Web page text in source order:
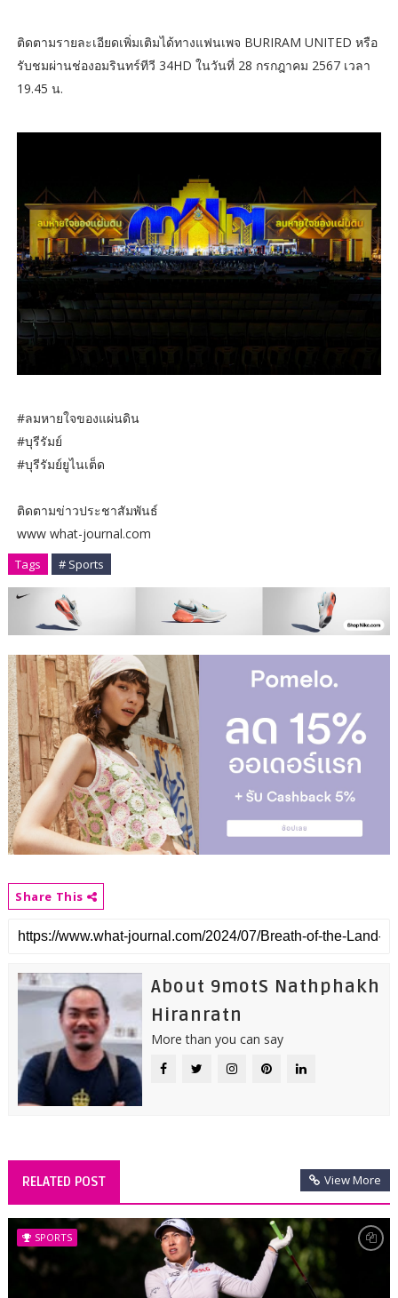
ติดตามรายละเอียดเพิ่มเติมได้ทางแฟนเพจ BURIRAM UNITED หรือ
รับชมผ่านช่องอมรินทร์ทีวี 34HD ในวันที่ 28 กรกฎาคม 2567 เวลา
19.45 น.
#ลมหายใจของแผ่นดิน
#บุรีรัมย์
#บุรีรัมย์ยูไนเต็ด
ติดตามข่าวประชาสัมพันธ์
www what-journal.com
Tags # Sports
Share This
About 9motS Nathphakh
Hiranratn
More than you can say
RELATED POST View More
SPORTS